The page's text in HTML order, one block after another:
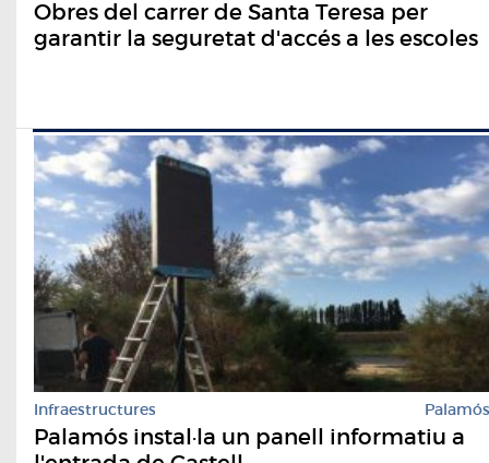
Obres del carrer de Santa Teresa per
garantir la seguretat d'accés a les escoles
Infraestructures Palamós
Palamós instal·la un panell informatiu a